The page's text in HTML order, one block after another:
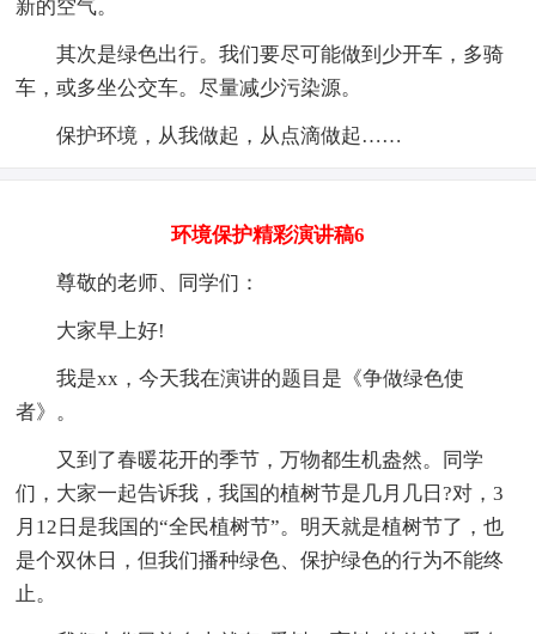
新的空气。
其次是绿色出行。我们要尽可能做到少开车，多骑
车，或多坐公交车。尽量减少污染源。
保护环境，从我做起，从点滴做起……
环境保护精彩演讲稿6
尊敬的老师、同学们：
大家早上好!
我是xx，今天我在演讲的题目是《争做绿色使
者》。
又到了春暖花开的季节，万物都生机盎然。同学
们，大家一起告诉我，我国的植树节是几月几日?对，3
月12日是我国的“全民植树节”。明天就是植树节了，也
是个双休日，但我们播种绿色、保护绿色的行为不能终
止。